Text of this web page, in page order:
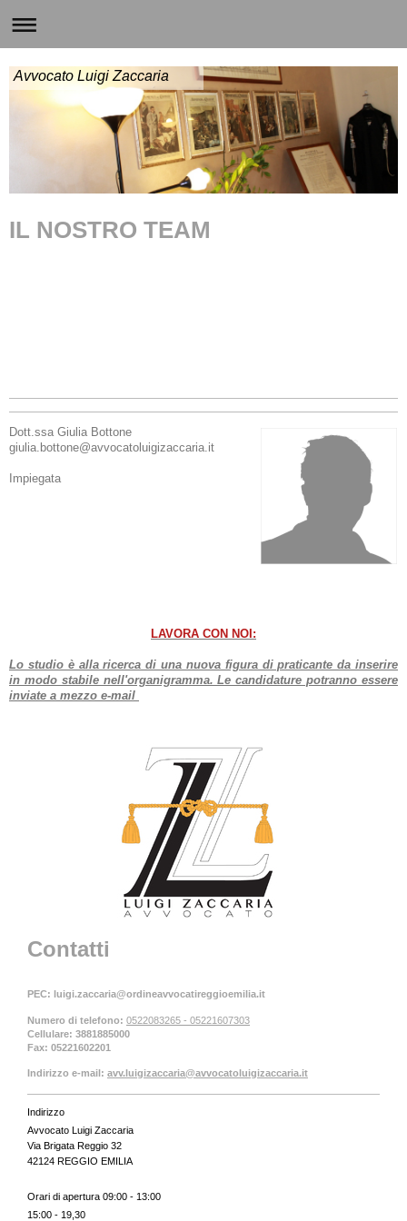
Avvocato Luigi Zaccaria
IL NOSTRO TEAM
Dott.ssa Giulia Bottone
giulia.bottone@avvocatoluigizaccaria.it
Impiegata
LAVORA CON NOI:
Lo studio è alla ricerca di una nuova figura di praticante da inserire
in modo stabile nell'organigramma. Le candidature potranno essere
inviate a mezzo e-mail
Contatti
PEC: luigi.zaccaria@ordineavvocatireggioemilia.it
Numero di telefono: 0522083265 - 05221607303
Cellulare: 3881885000
Fax: 05221602201
Indirizzo e-mail: avv.luigizaccaria@avvocatoluigizaccaria.it
Indirizzo
Avvocato Luigi Zaccaria
Via Brigata Reggio 32
42124 REGGIO EMILIA
Orari di apertura 09:00 - 13:00
15:00 - 19,30